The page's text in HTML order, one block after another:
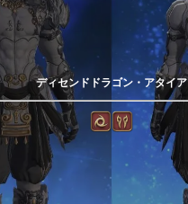
ディセンドドラゴン・アタイア